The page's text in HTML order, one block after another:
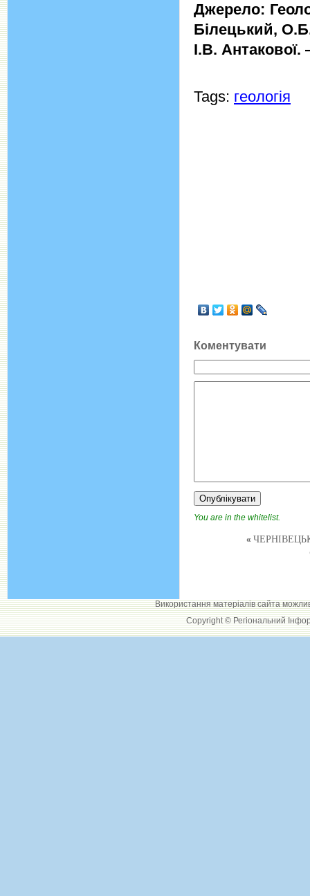
Джерело:
Білецький,
І.В.
Tags: геологія
Коментувати
You are in the whitelist.
«
Використання матеріалів сайта
Copyright © Регіональний